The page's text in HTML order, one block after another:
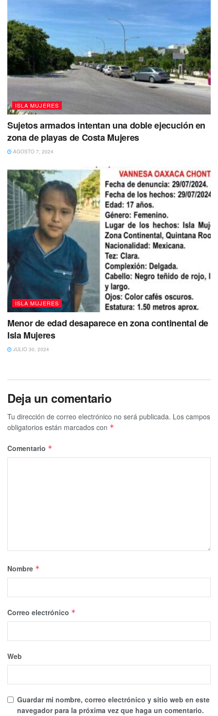
Tags: AMLO
ISLA MUJERES
Sujetos armados intentan una doble ejecución en
zona de playas de Costa Mujeres
AGOSTO 7, 2024
ISLA MUJERES
Menor de edad desaparece en zona continental de
Isla Mujeres
JULIO 30, 2024
Deja un comentario
Tu dirección de correo electrónico no será publicada. Los campos
obligatorios están marcados con *
Comentario *
Nombre *
Correo electrónico *
Web
Guardar mi nombre, correo electrónico y sitio web en este
navegador para la próxima vez que haga un comentario.